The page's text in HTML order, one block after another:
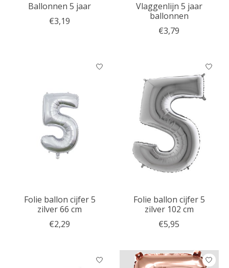
Ballonnen 5 jaar
€3,19
Vlaggenlijn 5 jaar
ballonnen
€3,79
Folie ballon cijfer 5
zilver 66 cm
€2,29
Folie ballon cijfer 5
zilver 102 cm
€5,95